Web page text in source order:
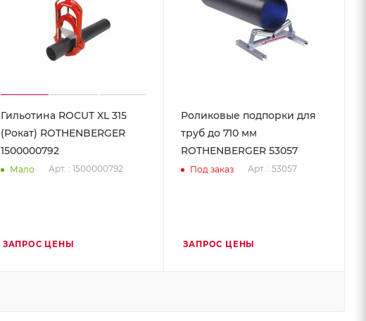
Гильотина ROCUT XL 315
(Рокат) ROTHENBERGER
1500000792
Мало Арт. : 1500000792
ЗАПРОС ЦЕНЫ
Роликовые подпорки для
труб до 710 мм
ROTHENBERGER 53057
Под заказ Арт. : 53057
ЗАПРОС ЦЕНЫ